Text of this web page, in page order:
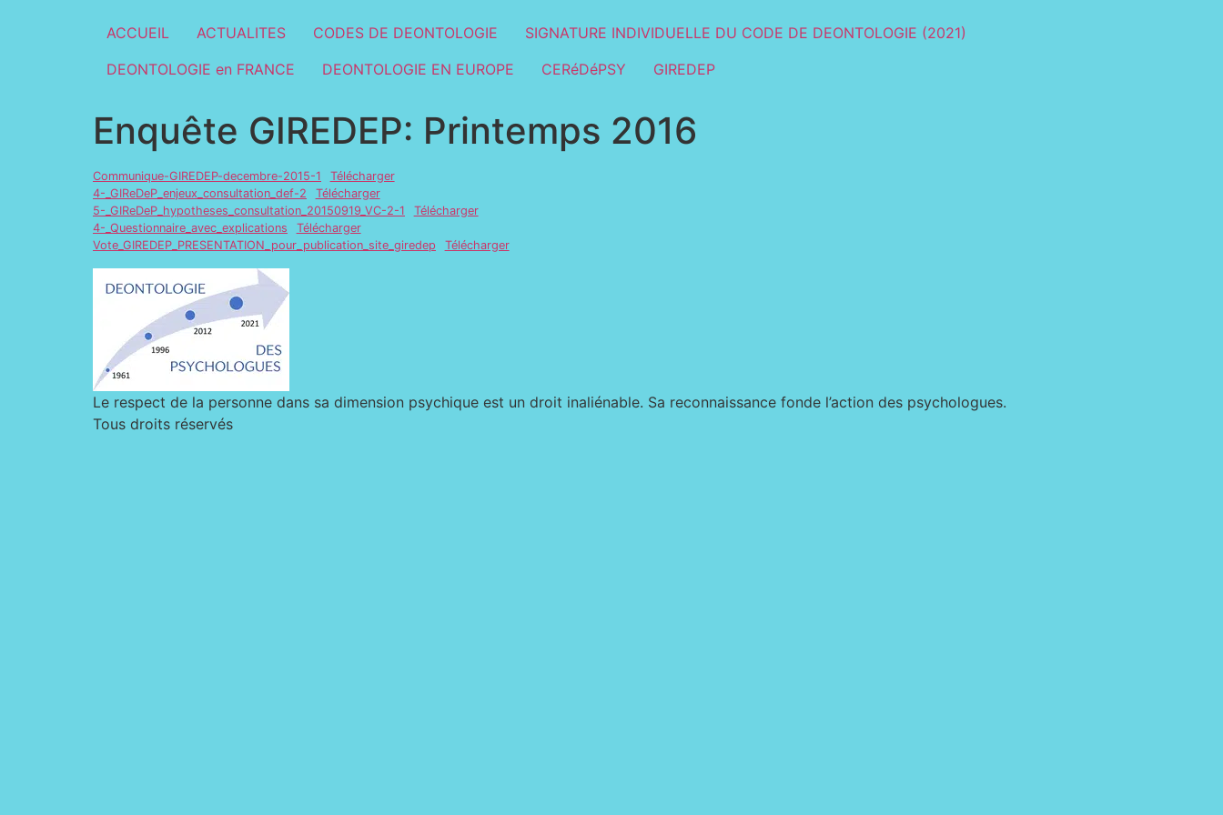
ACCUEIL ACTUALITES CODES DE DEONTOLOGIE
SIGNATURE INDIVIDUELLE DU CODE DE DEONTOLOGIE (2021)
DEONTOLOGIE en FRANCE
DEONTOLOGIE EN EUROPE CERéDéPSY GIREDEP
Enquête GIREDEP: Printemps 2016
Communique-GIREDEP-decembre-2015-1
Télécharger
4-_GIReDeP_enjeux_consultation_def-2
Télécharger
5-_GIReDeP_hypotheses_consultation_20150919_VC-2-1
Télécharger
4-_Questionnaire_avec_explications
Télécharger
Vote_GIREDEP_PRESENTATION_pour_publication_site_giredep
Télécharger
Le respect de la personne dans sa dimension psychique est un droit inaliénable. Sa reconnaissance fonde l’action des psychologues.
Tous droits réservés